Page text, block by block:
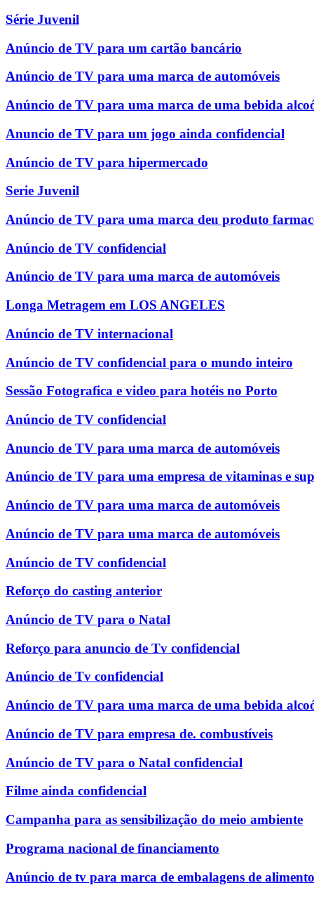
Série Juvenil
Anúncio de TV para um cartão bancário
Anúncio de TV para uma marca de automóveis
Anúncio de TV para uma marca de uma bebida
Anuncio de TV para um jogo ainda confidencial
Anúncio de TV para hipermercado
Serie Juvenil
Anúncio de TV para uma marca deu produto
Anúncio de TV confidencial
Anúncio de TV para uma marca de automóveis
Longa Metragem em LOS ANGELES
Anúncio de TV internacional
Anúncio de TV confidencial para o mundo inteiro
Sessão Fotografica e video para hotéis no Porto
Anúncio de TV confidencial
Anuncio de TV para uma marca de automóveis
Anúncio de TV para uma empresa de vitaminas e
Anúncio de TV para uma marca de automóveis
Anúncio de TV para uma marca de automóveis
Anúncio de TV confidencial
Reforço do casting anterior
Anúncio de TV para o Natal
Reforço para anuncio de Tv confidencial
Anúncio de Tv confidencial
Anúncio de TV para uma marca de uma bebida
Anúncio de TV para empresa de. combustíveis
Anúncio de TV para o Natal confidencial
Filme ainda confidencial
Campanha para as sensibilização do meio ambiente
Programa nacional de financiamento
Anúncio de tv para marca de embalagens de